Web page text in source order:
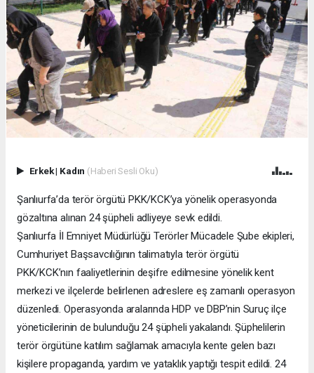
Erkek| Kadın (Haberi Sesli Oku)
Şanlıurfa’da terör örgütü PKK/KCK’ya yönelik operasyonda
gözaltına alınan 24 şüpheli adliyeye sevk edildi.
Şanlıurfa İl Emniyet Müdürlüğü Terörler Mücadele Şube ekipleri,
Cumhuriyet Başsavcılığının talimatıyla terör örgütü
PKK/KCK’nın faaliyetlerinin deşifre edilmesine yönelik kent
merkezi ve ilçelerde belirlenen adreslere eş zamanlı operasyon
düzenledi. Operasyonda aralarında HDP ve DBP’nin Suruç ilçe
yöneticilerinin de bulunduğu 24 şüpheli yakalandı. Şüphelilerin
terör örgütüne katılım sağlamak amacıyla kente gelen bazı
kişilere propaganda, yardım ve yataklık yaptığı tespit edildi. 24